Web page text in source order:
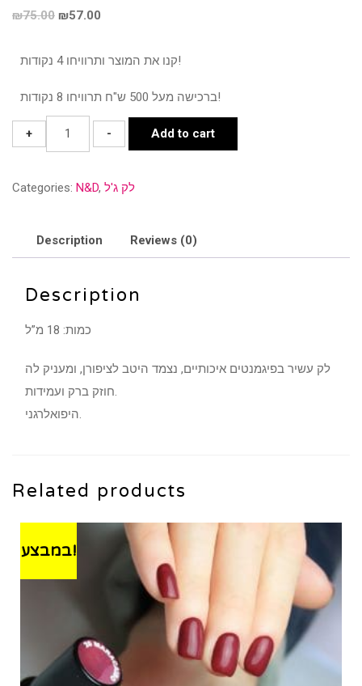
₪75.00 ₪57.00
קנו את המוצר ותרוויחו 4 נקודות!
ברכישה מעל 500 ש"ח תרוויחו 8 נקודות!
+
52
- Add to cart
Categories: N&D, לק ג'ל
Description Reviews (0)
Description
כמות: 18 מ”ל
לק עשיר בפיגמנטים איכותיים, נצמד היטב לציפורן, ומעניק לה
Related products
במבצע!